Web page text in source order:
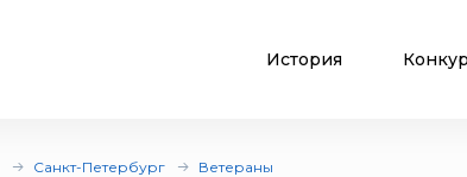
История
Санкт-Петербург Ветераны